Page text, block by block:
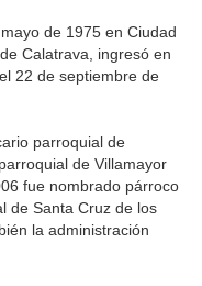
de 1975 en Ciudad
Calatrava, ingresó en
22 de septiembre de
parroquial de
de Villamayor
fue nombrado párroco
de Santa Cruz de los
la administración